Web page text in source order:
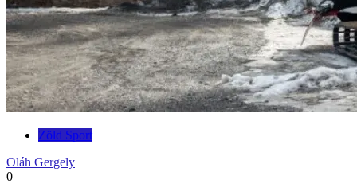
Zöld Sport
Oláh Gergely
0